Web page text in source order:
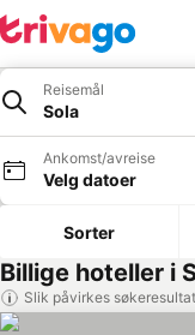
Reisemål
Sola
Ankomst/avreise
Velg datoer
Sorter
Billige hoteller i
Slik påvirkes